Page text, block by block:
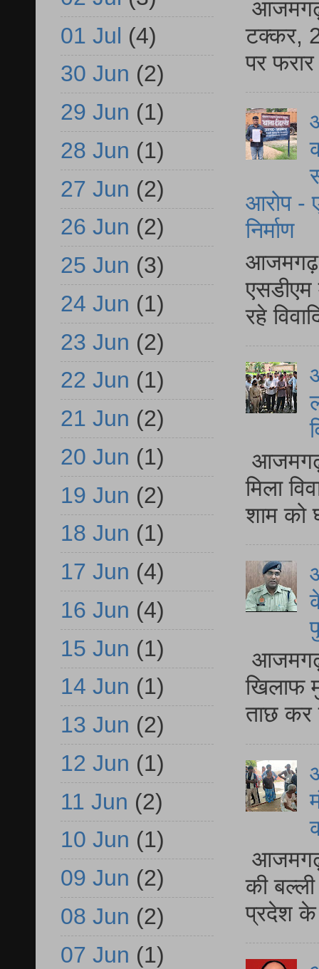
आजमगढ़
टक्कर,
पर
आरोप -
निर्माण
आजमगढ़
एसडीएम
रहे
आजमगढ़
मिला
शाम को
आजमगढ़
खिलाफ
ताछ कर
आजमगढ़
की
प्रदेश
01 Jul (4)
30 Jun (2)
29 Jun (1)
28 Jun (1)
27 Jun (2)
26 Jun (2)
25 Jun (3)
24 Jun (1)
23 Jun (2)
22 Jun (1)
21 Jun (2)
20 Jun (1)
19 Jun (2)
18 Jun (1)
17 Jun (4)
16 Jun (4)
15 Jun (1)
14 Jun (1)
13 Jun (2)
12 Jun (1)
11 Jun (2)
10 Jun (1)
09 Jun (2)
08 Jun (2)
07 Jun (1)